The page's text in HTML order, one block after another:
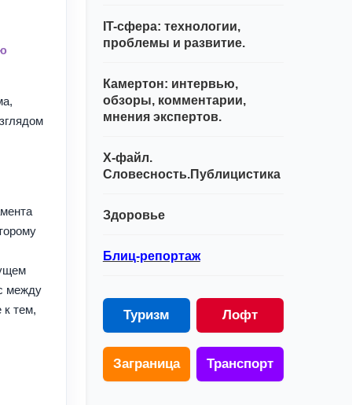
между
к тем,
IT-сфера: технологии,
проблемы и развитие.
Камертон: интервью,
обзоры, комментарии,
мнения экспертов.
Х-файл.
Словесность.Публицистика
Здоровье
Блиц-репортаж
Туризм Лофт
Заграница Транспорт